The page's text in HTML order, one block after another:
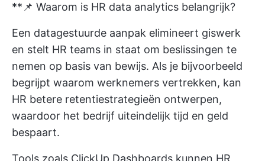
**📌 Waarom is HR data analytics belangrijk?
Een datagestuurde aanpak elimineert giswerk
en stelt HR teams in staat om beslissingen te
nemen op basis van bewijs. Als je bijvoorbeeld
begrijpt waarom werknemers vertrekken, kan
HR betere retentiestrategieën ontwerpen,
waardoor het bedrijf uiteindelijk tijd en geld
bespaart.
Tools zoals ClickUp Dashboards kunnen HR